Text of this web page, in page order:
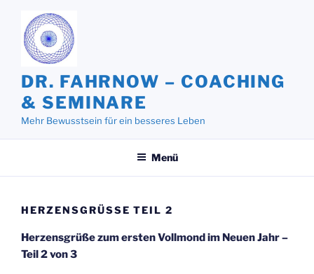
Inhalt
springen
DR. FAHRNOW – COACHING
& SEMINARE
Mehr Bewusstsein für ein besseres Leben
Menü
HERZENSGRÜSSE TEIL 2
Herzensgrüße zum ersten Vollmond im Neuen Jahr –
Teil 2 von 3